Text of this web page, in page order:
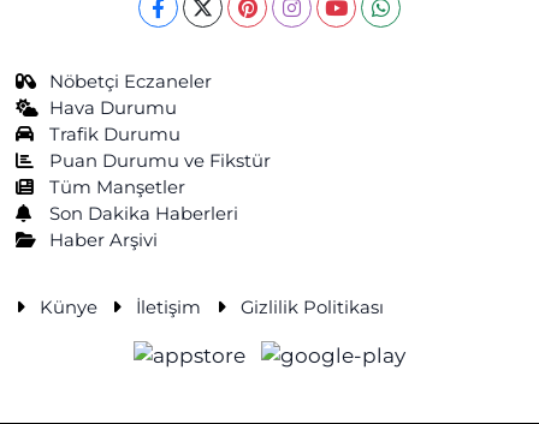
Nöbetçi Eczaneler
Hava Durumu
Trafik Durumu
Puan Durumu ve Fikstür
Tüm Manşetler
Son Dakika Haberleri
Haber Arşivi
Künye İletişim Gizlilik Politikası